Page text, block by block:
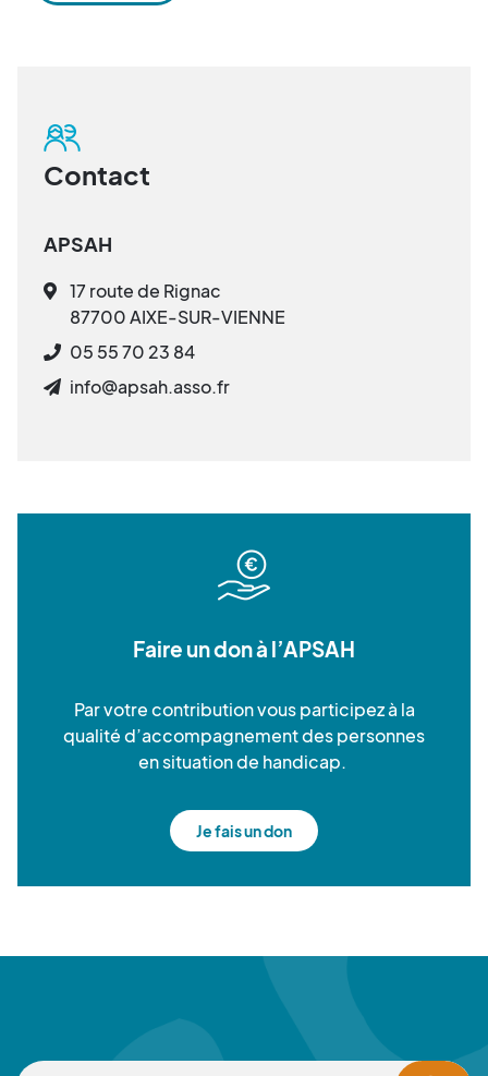
Contact
APSAH
17 route de Rignac
87700 AIXE-SUR-VIENNE
05 55 70 23 84
info@apsah.asso.fr
Faire un don à l’APSAH
Par votre contribution vous participez à la
qualité d’accompagnement des personnes
en situation de handicap.
Je fais un don